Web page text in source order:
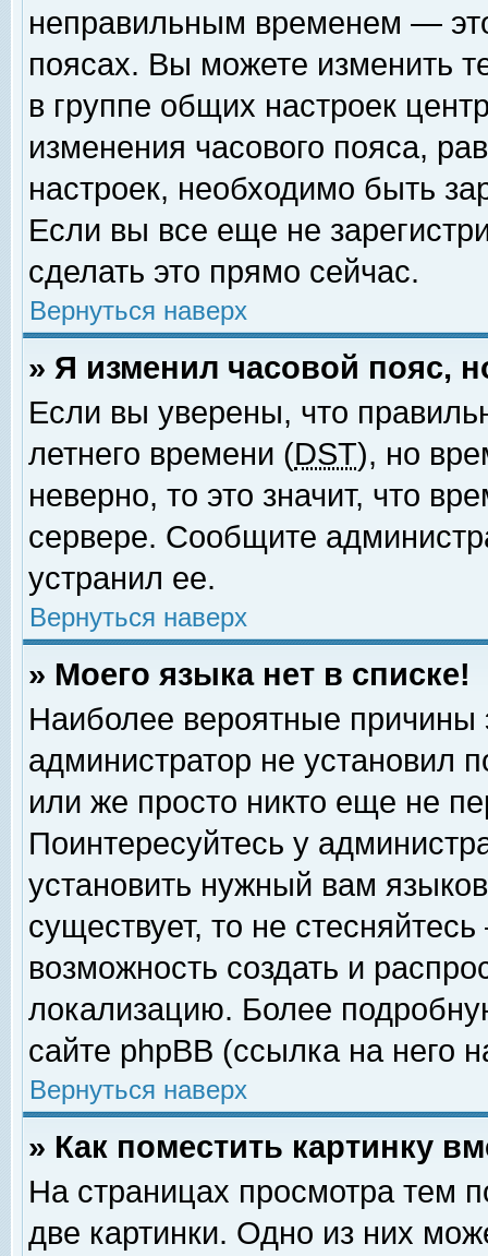
неправильным временем —
поясах. Вы можете изменить
в группе общих настроек
изменения часового пояса,
настроек, необходимо быть
Если вы все еще не
сделать это прямо сейчас.
Вернуться наверх
» Я изменил часовой пояс,
Если вы уверены, что
летнего времени (DST), но
неверно, то это значит, что
сервере. Сообщите
устранил ее.
Вернуться наверх
» Моего языка нет в списке!
Наиболее вероятные причины
администратор не установил
или же просто никто еще не
Поинтересуйтесь у
установить нужный вам
существует, то не
возможность создать и
локализацию. Более
сайте phpBB (ссылка на него
Вернуться наверх
» Как поместить картинку
На страницах просмотра тем
две картинки. Одно из них